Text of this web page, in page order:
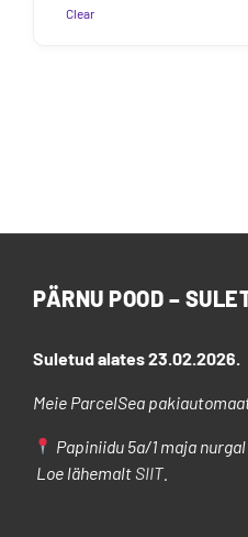
Clear
PÄRNU POOD –
Suletud alates 23.02.2026.
Meie ParcelSea
Papiniidu 5a/1 maja
Loe lähemaltSIIT.